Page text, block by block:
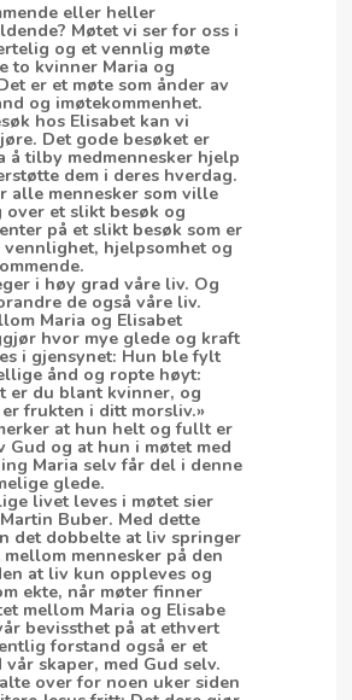
eller heller
Møtet vi ser for oss i
og et vennlig møte
to kvinner Maria og
er et møte som ånder av
og imøtekommenhet.
hos Elisabet kan vi
Det gode besøket er
å tilby medmennesker hjelp
dem i deres hverdag.
alle mennesker som ville
over et slikt besøk og
på et slikt besøk som er
vennlighet, hjelpsomhet og
i høy grad våre liv. Og
de også våre liv.
Maria og Elisabet
hvor mye glede og kraft
i gjensynet: Hun ble fylt
ånd og ropte høyt:
er du blant kvinner, og
frukten i ditt morsliv.»
at hun helt og fullt er
Gud og at hun i møtet med
Maria selv får del i denne
glede.
livet leves i møtet sier
Buber. Med dette
det dobbelte at liv springer
mennesker på den
at liv kun oppleves og
ekte, når møter finner
mellom Maria og Elisabe
bevissthet på at ethvert
forstand også er et
vår skaper, med Gud selv.
over for noen uker siden